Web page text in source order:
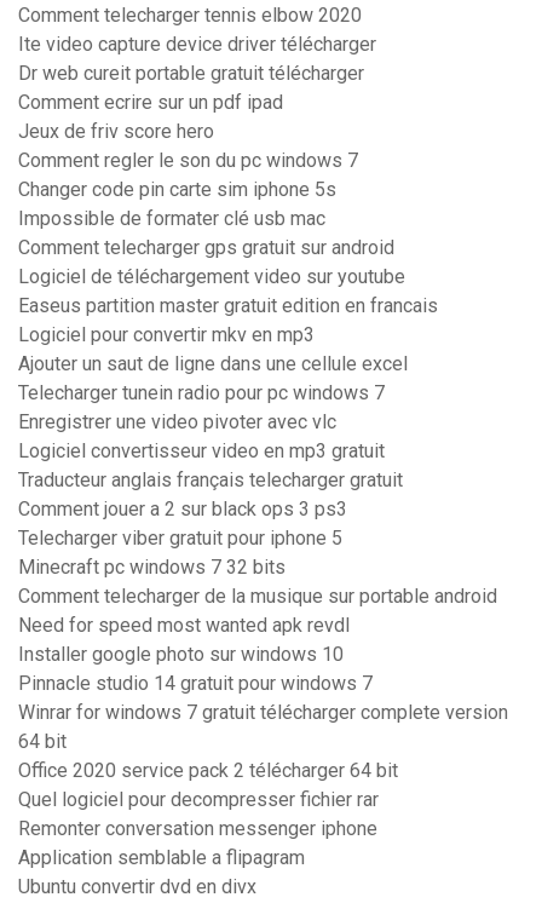
Comment telecharger tennis elbow 2020
Ite video capture device driver télécharger
Dr web cureit portable gratuit télécharger
Comment ecrire sur un pdf ipad
Jeux de friv score hero
Comment regler le son du pc windows 7
Changer code pin carte sim iphone 5s
Impossible de formater clé usb mac
Comment telecharger gps gratuit sur android
Logiciel de téléchargement video sur youtube
Easeus partition master gratuit edition en francais
Logiciel pour convertir mkv en mp3
Ajouter un saut de ligne dans une cellule excel
Telecharger tunein radio pour pc windows 7
Enregistrer une video pivoter avec vlc
Logiciel convertisseur video en mp3 gratuit
Traducteur anglais français telecharger gratuit
Comment jouer a 2 sur black ops 3 ps3
Telecharger viber gratuit pour iphone 5
Minecraft pc windows 7 32 bits
Comment telecharger de la musique sur portable android
Need for speed most wanted apk revdl
Installer google photo sur windows 10
Pinnacle studio 14 gratuit pour windows 7
Winrar for windows 7 gratuit télécharger complete version
64 bit
Office 2020 service pack 2 télécharger 64 bit
Quel logiciel pour decompresser fichier rar
Remonter conversation messenger iphone
Application semblable a flipagram
Ubuntu convertir dvd en divx